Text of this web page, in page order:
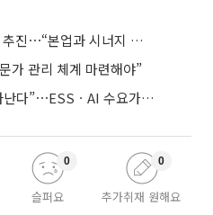
에코프로, 화장품 업체 인수 추진⋯“본업과 시너지 부족”
가 관리 체계 마련해야”
“삼성SDI, 하반기 본업 살아난다”⋯ESSㆍAI 수요가 견인
슬퍼요
0
추가취재 원해요
0